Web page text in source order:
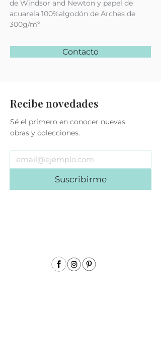
de Windsor and Newton y papel de
acuarela 100%algodón de Arches de
300g/mº
Contacto
Recibe novedades
Sé el primero en conocer nuevas
obras y colecciones.
Suscribirme